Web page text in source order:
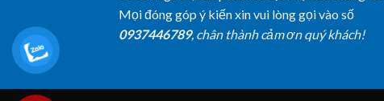
Mọi đóng góp ý kiến xin vui lòng gọi vào số
0937446789, chân thành cảm ơn quý khách!